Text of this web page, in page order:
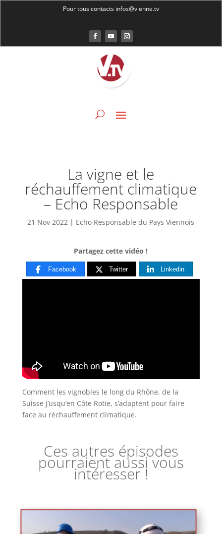
Pour tous contacts infos@vienne.tv
La vigne et le
réchauffement climatique
– Echo Responsable
21 Nov 2022 | Echo Responsable du Pays Viennois
Partagez cette vidéo !
Facebook Twitter Linkedin
Comment les vignobles le long du Rhône, de la
Suisse j’usqu’en Côte Rotie, s’adaptent pour faire
face au réchauffement climatique.
Ces autres épisodes
pourraient aussi vous
intéresser !